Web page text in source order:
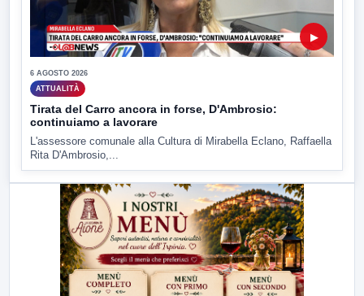
▶
6 AGOSTO 2026
ATTUALITÀ
Tirata del Carro ancora in forse, D'Ambrosio:
continuiamo a lavorare
L'assessore comunale alla Cultura di Mirabella Eclano, Raffaella
Rita D'Ambrosio,...